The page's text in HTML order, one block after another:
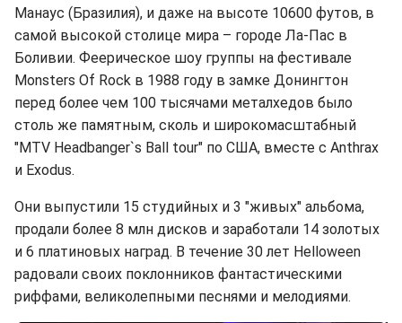
Манаус (Бразилия), и даже на высоте 10600 футов, в
самой высокой столице мира – городе Ла-Пас в
Боливии. Феерическое шоу группы на фестивале
Monsters Of Rock в 1988 году в замке Донингтон
перед более чем 100 тысячами металхедов было
столь же памятным, сколь и широкомасштабный
"MTV Headbanger`s Ball tour" по США, вместе с Anthrax
и Exodus.
Они выпустили 15 студийных и 3 "живых" альбома,
продали более 8 млн дисков и заработали 14 золотых
и 6 платиновых наград. В течение 30 лет Helloween
радовали своих поклонников фантастическими
риффами, великолепными песнями и мелодиями.